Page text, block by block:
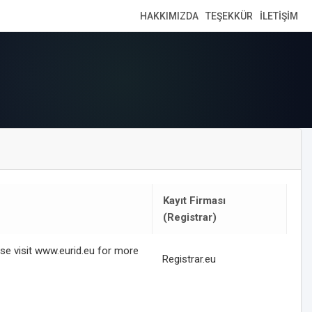
HAKKIMIZDA TEŞEKKÜR İLETIŞIM
Kayıt Firması
(Registrar)
visit www.eurid.eu for more
Registrar.eu